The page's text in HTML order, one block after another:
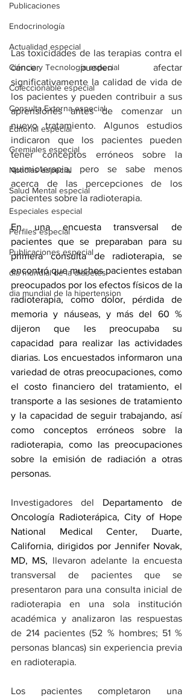
Publicaciones
Endocrinología
Actualidad especial
Ciencia y Tecnología especial
Coleccionable especial
Consulta Externa especial
Editorial especial
Gremiales especial
Noticias especial
Salud Mental especial
Especiales especial
Perfiles especial
Publicaciones especial
dia mundial de la diabetes
dia mundial de la hipertension
Las toxicidades de las terapias contra el
cáncer pueden afectar
significativamente la calidad de vida de
los pacientes y pueden contribuir a sus
aprensiones antes de comenzar un
nuevo tratamiento. Algunos estudios
indicaron que los pacientes pueden
tener conceptos erróneos sobre la
quimioterapia, pero se sabe menos
acerca de las percepciones de los
pacientes sobre la radioterapia.
En una encuesta transversal de
pacientes que se preparaban para su
primera consulta de radioterapia, se
encontró que muchos pacientes estaban
preocupados por los efectos físicos de la
radioterapia, como dolor, pérdida de
memoria y náuseas, y más del 60 %
dijeron que les preocupaba su
capacidad para realizar las actividades
diarias. Los encuestados informaron una
variedad de otras preocupaciones, como
el costo financiero del tratamiento, el
transporte a las sesiones de tratamiento
y la capacidad de seguir trabajando, así
como conceptos erróneos sobre la
radioterapia, como las preocupaciones
sobre la emisión de radiación a otras
personas.
Investigadores del Departamento de
Oncología Radioterápica, City of Hope
National Medical Center, Duarte,
California, dirigidos por Jennifer Novak,
MD, MS, llevaron adelante la encuesta
transversal de pacientes que se
presentaron para una consulta inicial de
radioterapia en una sola institución
académica y analizaron las respuestas
de 214 pacientes (52 % hombres; 51 %
personas blancas) sin experiencia previa
en radioterapia.
Los pacientes completaron una